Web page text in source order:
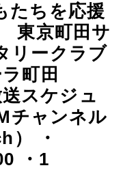
たちを応援
東京町田サ
リークラブ
町田
スケジュ
チャンネル
） ・
・1